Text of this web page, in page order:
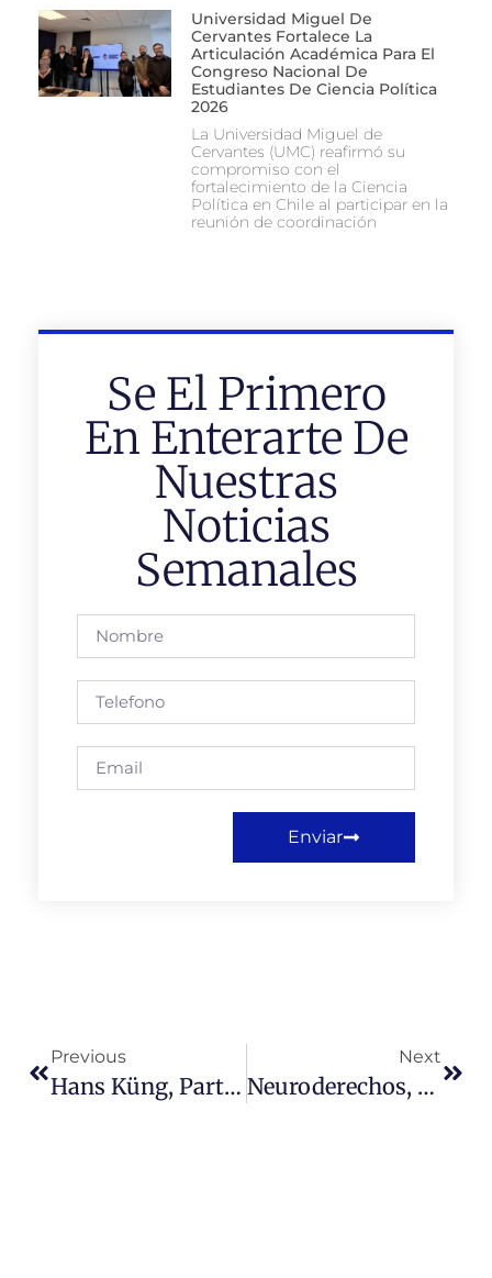
Universidad Miguel De
Cervantes Fortalece La
Articulación Académica Para El
Congreso Nacional De
Estudiantes De Ciencia Política
2026
La Universidad Miguel de
Cervantes (UMC) reafirmó su
compromiso con el
fortalecimiento de la Ciencia
Política en Chile al participar en la
reunión de coordinación
Se El Primero
En Enterarte De
Nuestras
Noticias
Semanales
Enviar
Previous
Hans Küng, Partida De Uno De Los Pensadores Más Determinantes Que Ha Tenido La Iglesia Desde El Vaticano II
Next
Neuroderechos, Exploración Espacial Y Otros Desarrollos Tecnológicos, Un Tema De Ética Y Política.